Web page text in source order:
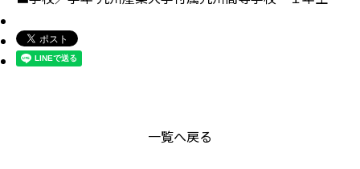
一覧へ戻る